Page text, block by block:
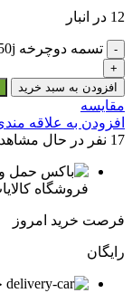
12 در انبار
تسمه دوچرخه 250j (۶ دنده) عدد
افزودن به سبد خرید
مقایسه
افزودن به علاقه
17 نفر در حال
فروشگاه
فرصت خرید امروز
رایگان